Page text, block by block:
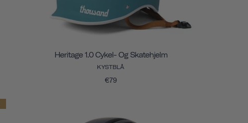
Heritage 1.0 Cykel- Og Skatehjelm
KYSTBLÅ
€79